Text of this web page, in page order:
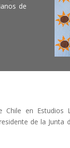
de
en Estudios
de la Junta